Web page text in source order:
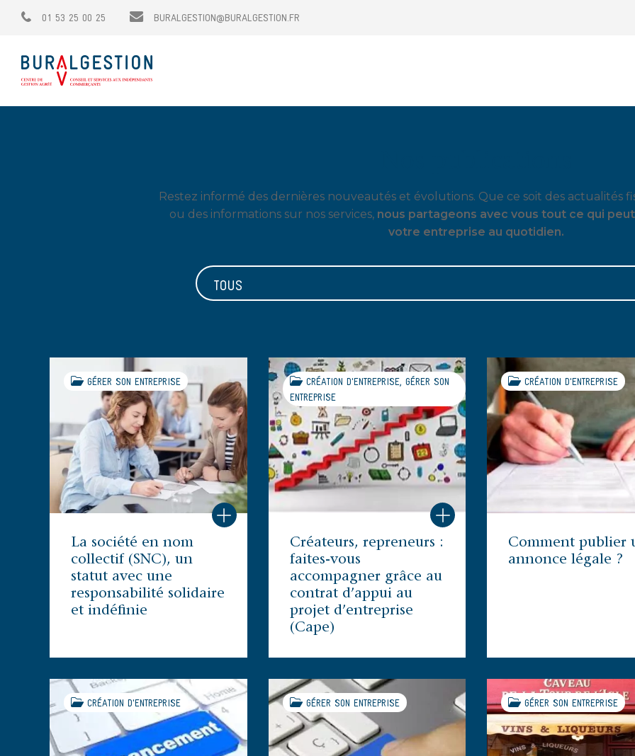
01 53 25 00 25 BURALGESTION@BURALGESTION.FR
Restez informé des dernières nouveautés et évolutions. Que ce soit des actualités
ou des informations sur nos services, nous partageons avec vous tout ce qui
votre entreprise au quotidien.
GÉRER SON ENTREPRISE
La société en nom
collectif (SNC), un
statut avec une
responsabilité solidaire
et indéfinie
CRÉATION D'ENTREPRISE, GÉRER SON
ENTREPRISE
Créateurs, repreneurs :
faites-vous
accompagner grâce au
contrat d’appui au
projet d’entreprise
(Cape)
CRÉATION D'ENTREPRISE
Comment publier
annonce légale ?
CRÉATION D'ENTREPRISE GÉRER SON ENTREPRISE GÉRER SON ENTREPRISE